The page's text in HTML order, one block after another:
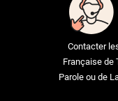
Contacter
Française de
Parole ou de